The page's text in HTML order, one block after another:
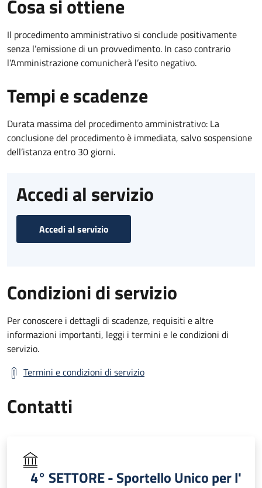
Cosa si ottiene
Il procedimento amministrativo si conclude positivamente
senza l’emissione di un provvedimento. In caso contrario
l’Amministrazione comunicherà l’esito negativo.
Tempi e scadenze
Durata massima del procedimento amministrativo: La
conclusione del procedimento è immediata, salvo sospensione
dell’istanza entro 30 giorni.
Accedi al servizio
Accedi al servizio
Condizioni di servizio
Per conoscere i dettagli di scadenze, requisiti e altre
informazioni importanti, leggi i termini e le condizioni di
servizio.
Termini e condizioni di servizio
Contatti
4° SETTORE - Sportello Unico per l'